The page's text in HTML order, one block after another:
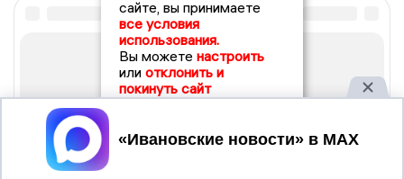
сайте, вы принимаете
все условия
использования.
Вы можете настроить
или отклонить и
покинуть сайт
Принять